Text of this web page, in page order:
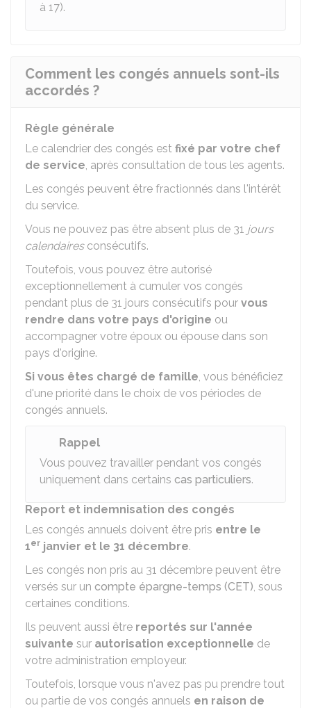
à 17).
Comment les congés annuels sont-ils
accordés ?
Règle générale
Le calendrier des congés est fixé par votre chef
de service, après consultation de tous les agents.
Les congés peuvent être fractionnés dans l'intérêt
du service.
Vous ne pouvez pas être absent plus de 31 jours
calendairesconsécutifs.
Toutefois, vous pouvez être autorisé
exceptionnellement à cumuler vos congés
pendant plus de 31 jours consécutifs pour vous
rendre dans votre pays d'origine ou
accompagner votre époux ou épouse dans son
pays d'origine.
Si vous êtes chargé de famille, vous bénéficiez
d'une priorité dans le choix de vos périodes de
congés annuels.
Rappel
Vous pouvez travailler pendant vos congés
uniquement dans certains cas particuliers.
Report et indemnisation des congés
Les congés annuels doivent être pris entre le
1er janvier et le 31 décembre.
Les congés non pris au 31 décembre peuvent être
versés sur un compte épargne-temps (CET), sous
certaines conditions.
Ils peuvent aussi être reportés sur l'année
suivante sur autorisation exceptionnelle de
votre administration employeur.
Toutefois, lorsque vous n'avez pas pu prendre tout
ou partie de vos congés annuels en raison de